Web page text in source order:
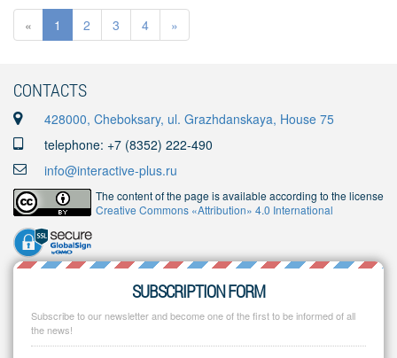
« 1 2 3 4 »
CONTACTS
428000, Cheboksary, ul. Grazhdanskaya, House 75
telephone: +7 (8352) 222-490
info@interactive-plus.ru
The content of the page is available according to the license
Creative Commons «Attribution» 4.0 International
SUBSCRIPTION FORM
Subscribe to our newsletter and become one of the first to be informed of all
the news!